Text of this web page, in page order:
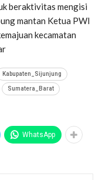
beraktivitas mengisi
mantan Ketua PWI
kecamatan
Kabupaten_Sijunjung
Sumatera_Barat
WhatsApp